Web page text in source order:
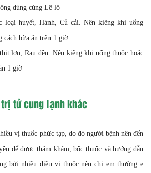
dùng cùng Lê lô
loại huyết, Hành, Củ cải. Nên kiêng khi uống
cách bữa ăn trên 1 giờ
lợn, Rau dền. Nên kiêng khi uống thuốc hoặc
1 giờ
tử cung lạnh khác
vị thuốc phức tạp, do đó người bệnh nên đến
để được thăm khám, bốc thuốc và hướng dẫn
bởi nhiều điều vị thuốc nên chị em thường e